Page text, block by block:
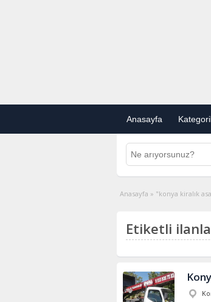
Anasayfa
Anasayfa » "konya kiralık
Etiketli